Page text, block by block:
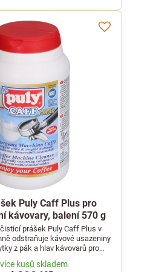
Puly Caff Plus pro
kávovary, balení 570 g
prášek Puly Caff Plus v
odstraňuje kávové usazeniny
z pák a hlav kávovarů pro
dokonalou chuť.
kusů skladem